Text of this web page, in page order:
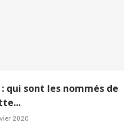
qui sont les nommés de
2020